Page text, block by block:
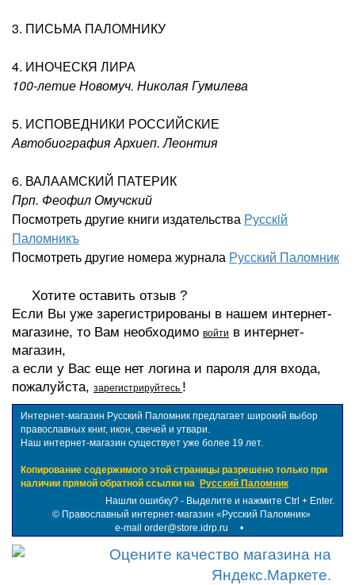
3. ПИСЬМА ПАЛОМНИКУ
4. ИНОЧЕСКЯ ЛИРА
100-летие Новомуч. Николая Гумилева
5. ИСПОВЕДНИКИ РОССИЙСКИЕ
Автобиография Архиеп. Леонтия
6. ВАЛААМСКИЙ ПАТЕРИК
Прп. Феофил Омучский
Посмотреть другие книги издательства Русскiй
Паломникъ
Посмотреть другие номера журнала Русский Паломник
Хотите оставить отзыв ?
Если Вы уже зарегистрированы в нашем интернет-
магазине, то Вам необходимо войти в интернет-
магазин,
а если у Вас еще нет логина и пароля для входа,
пожалуйста, зарегистрируйтесь !
Интернет-магазин Русский Паломник предлагает широкий выбор
православных книг, икон, свечей и утвари.
Наш интернет-магазин существует уже более 19 лет.
Копирование содержимого этой страницы разрешено только при
наличии прямой обратной ссылки на Русский Паломник
Нашли ошибку? - Выделите и нажмите Ctrl + Enter.
© Православный интернет-магазин «Русский Паломник»
e-mail order@store.idrp.ru •